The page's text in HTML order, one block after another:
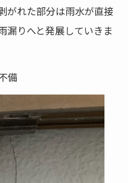
がれた部分は雨水が直接
漏りへと発展していきま
備